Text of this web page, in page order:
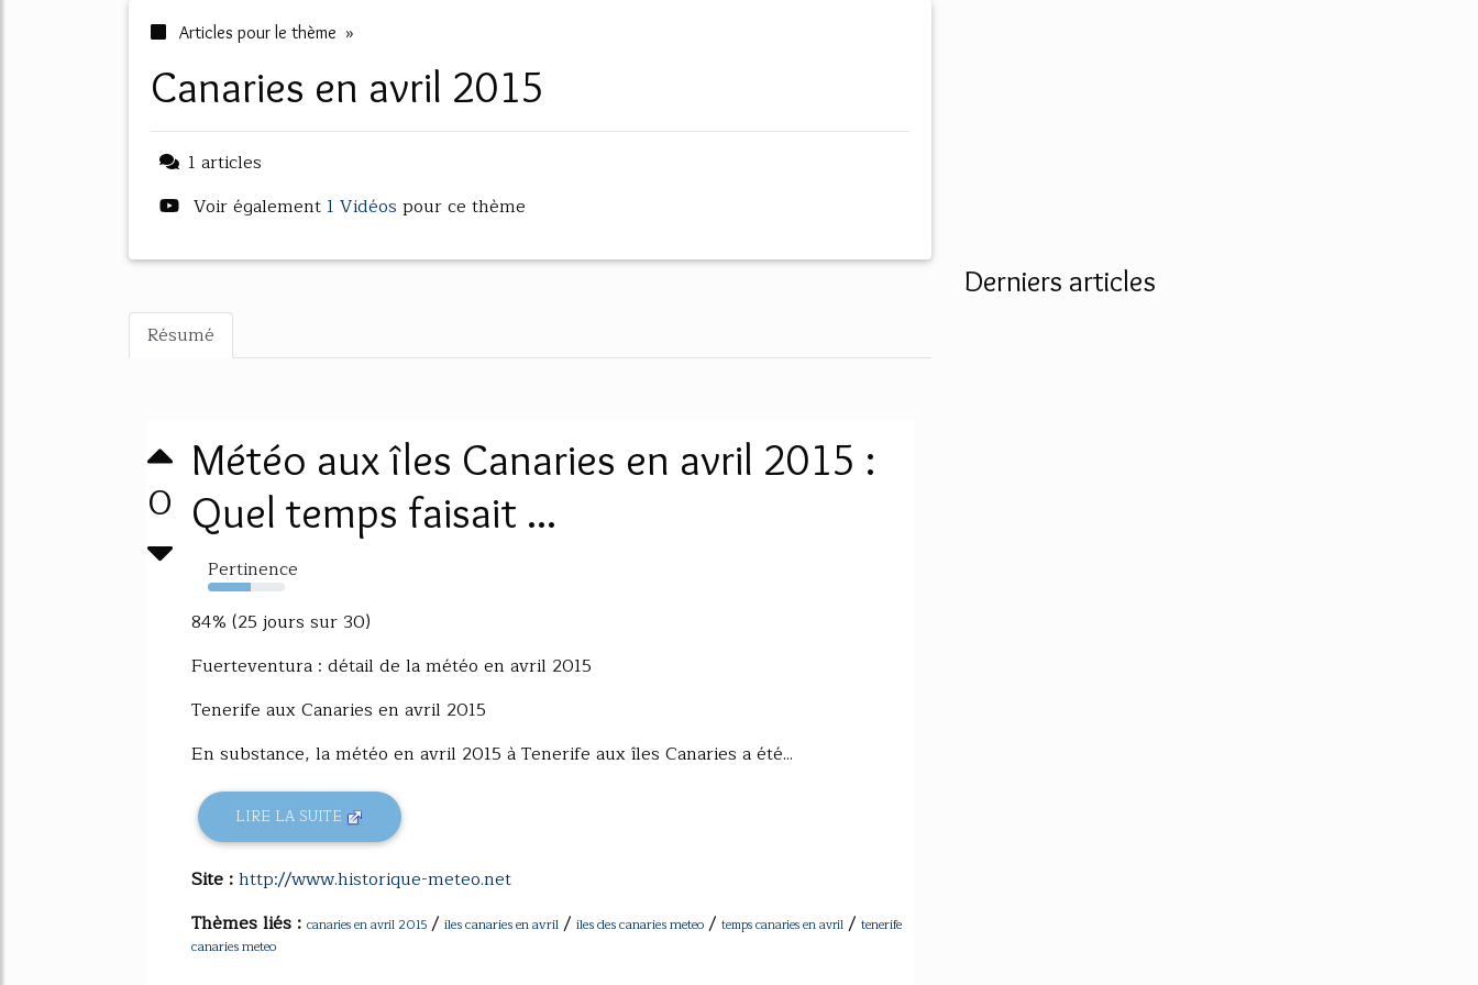
Articles pour le thème »
canaries en avril 2015
1 articles
Voir également 1 Vidéos pour ce thème
Résumé
0
Météo aux îles Canaries en avril 2015 :
Quel temps faisait ...
Pertinence
56%
84% (25 jours sur 30)
Fuerteventura : détail de la météo en avril 2015
Tenerife aux Canaries en avril 2015
En substance, la météo en avril 2015 à Tenerife aux îles Canaries a été...
LIRE LA SUITE
Site :http://www.historique-meteo.net
Thèmes liés : canaries en avril 2015 / iles canaries en avril / iles des canaries meteo / temps canaries en avril / tenerife
canaries meteo
Derniers articles